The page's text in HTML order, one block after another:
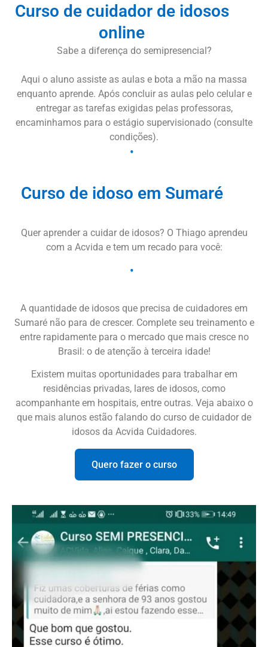
Curso de cuidador de idosos
online
Sabe a diferença do semipresencial?
Aqui o aluno assiste as aulas e bota a mão na massa
enquanto aprende. Após concluir as aulas pelo celular e
entregar as tarefas exigidas pelas professoras,
encaminhamos para o estágio supervisionado (consulte
condições).
Curso de idoso em Sumaré
Quer aprender a cuidar de idosos? O Thiago aprendeu
com a Acvida e tem um recado para você:
A quantidade de idosos que precisa de cuidadores em
Sumaré não para de crescer. Complete seu treinamento e
entre rapidamente para o mercado que mais cresce no
Brasil: o de atenção à terceira idade!
Existem muitas oportunidades para trabalhar em
residências privadas, lares de idosos, como
acompanhante em hospitais, entre outras. Veja abaixo o
que mais alunos estão falando do curso de cuidador de
idosos da Acvida Cuidadores.
Quero fazer o curso